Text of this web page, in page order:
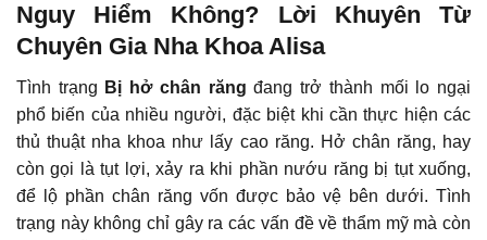
Nguy Hiểm Không? Lời Khuyên Từ
Chuyên Gia Nha Khoa Alisa
Tình trạng Bị hở chân răng đang trở thành mối lo ngại
phổ biến của nhiều người, đặc biệt khi cần thực hiện các
thủ thuật nha khoa như lấy cao răng. Hở chân răng, hay
còn gọi là tụt lợi, xảy ra khi phần nướu răng bị tụt xuống,
để lộ phần chân răng vốn được bảo vệ bên dưới. Tình
trạng này không chỉ gây ra các vấn đề về thẩm mỹ mà còn